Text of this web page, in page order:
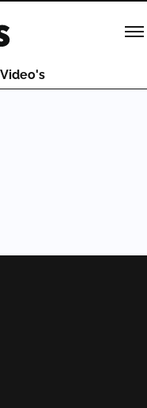
Video's